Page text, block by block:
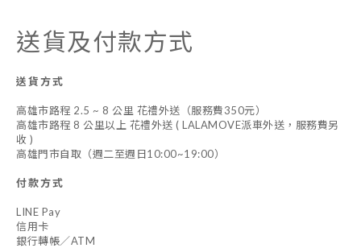
送貨及付款方式
送貨方式
高雄市路程 2.5 ~ 8 公里 花禮外送（服務費350元）
高雄市路程 8 公里以上 花禮外送 ( LALAMOVE派車外送，服務費另
收 )
高雄門市自取（週二至週日10:00~19:00）
付款方式
LINE Pay
信用卡
銀行轉帳／ATM